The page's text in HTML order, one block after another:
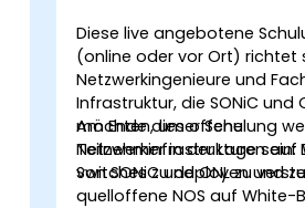
Diese live angebotene
(online oder vor Ort) richtet
Netzwerkingenieure und
Infrastruktur, die SONiC und
möchten, um offene
Netzwerkinfrastrukturen auf
Switches zu deployen und
Am Ende dieser Schulung
Teilnehmer in der Lage sein:
von SONiC und ONL zu
quelloffene NOS auf White-